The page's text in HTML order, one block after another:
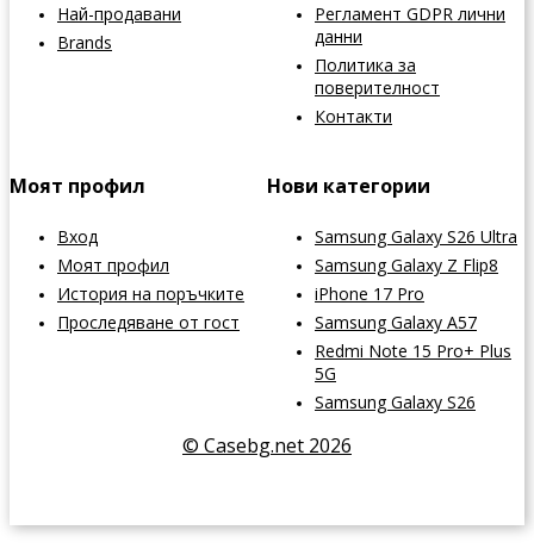
Най-продавани
Brands
Регламент GDPR лични
данни
Политика за
поверителност
Контакти
Моят профил
Вход
Моят профил
История на поръчките
Проследяване от гост
Нови категории
Samsung Galaxy S26 Ultra
Samsung Galaxy Z Flip8
iPhone 17 Pro
Samsung Galaxy A57
Redmi Note 15 Pro+ Plus
5G
Samsung Galaxy S26
© Casebg.net 2026